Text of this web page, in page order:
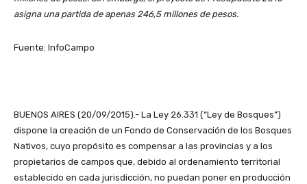
asigna una partida de apenas 246,5 millones de pesos.
Fuente: InfoCampo
BUENOS AIRES (20/09/2015).- La Ley 26.331 (“Ley de Bosques”)
dispone la creación de un Fondo de Conservación de los Bosques
Nativos, cuyo propósito es compensar a las provincias y a los
propietarios de campos que, debido al ordenamiento territorial
establecido en cada jurisdicción, no puedan poner en producción